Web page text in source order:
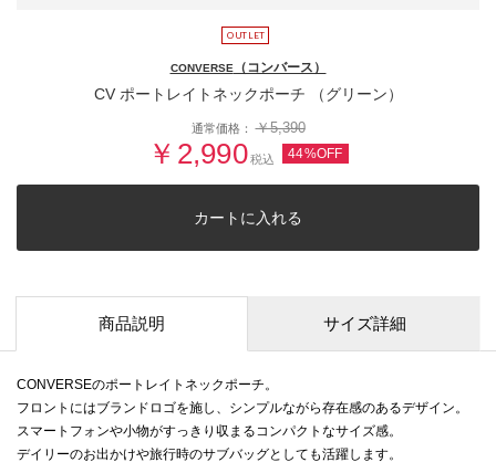
CONVERSE（コンバース）
CV ポートレイトネックポーチ （グリーン）
通常価格：￥5,390
￥2,990税込 44%OFF
カートに入れる
商品説明 サイズ詳細
CONVERSEのポートレイトネックポーチ。
フロントにはブランドロゴを施し、シンプルながら存在感のあるデザイン。
スマートフォンや小物がすっきり収まるコンパクトなサイズ感。
デイリーのお出かけや旅行時のサブバッグとしても活躍します。